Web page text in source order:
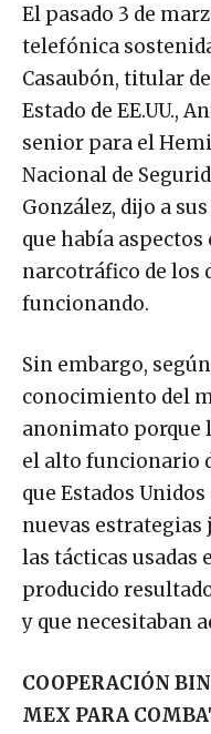
El pasado 3 de
telefónica
Casaubón, titular
Estado de EE.UU.,
senior para el
Nacional de
González, dijo a
que había
narcotráfico de los
funcionando.
Sin embargo,
conocimiento del
anonimato porque
el alto funcionario
que Estados
nuevas estrategias
las tácticas usadas
producido
y que necesitaban
COOPERACIÓN
MEX PARA